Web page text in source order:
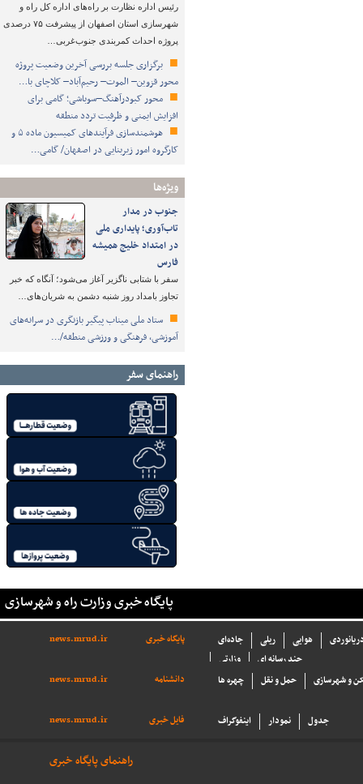
رئیس اداره نظارت بر راه‌های اداره کل راه و
شهرسازی استان اصفهان از پیشرفت ۷۵ درصدی
پروژه احداث کمربندی جنوب‌غربی…
برگزاری جلسه بررسی آخرین وضعیت پروژه
محور قزوین– الموت– رحیم‌آباد– کلاچای با…
محور کبودرآهنگ–سوباشی؛ گامی برای
افزایش ایمنی و ظرفیت تردد منطقه
هوشمندسازی فرآیندهای کمیسیون ماده ۵ و
کارگروه امور زیربنایی در اصفهان/ گامی…
ویژه‌ها
جنوب در مدار
تاب‌آوری؛ پایداری ملی
در امتداد خلیج همیشه
فارس
سفر با شتابی ناگزیر آغاز می‌شود؛ آنگاه که خبر
تجاوز بامداد روز شنبه دشمن به شریان‌های…
ستاد ملی میناب پیگیر بازنگری در سرانه‌های
آموزشی، فرهنگی و ورزشی منطقه/…
راهنمای سفر
پایگاه خبری وزارت راه و شهرسازی
پایگاه خبری news.mrud.ir جاده‌ای ریلی هوایی
وزارتی
چند رسانه ای
دانشنامه
news.mrud.ir چهره ها حمل و نقل و شهرسازی
فایل خبری news.mrud.ir اینفوگراف نمودار جدول
راهنمای پایگاه خبری